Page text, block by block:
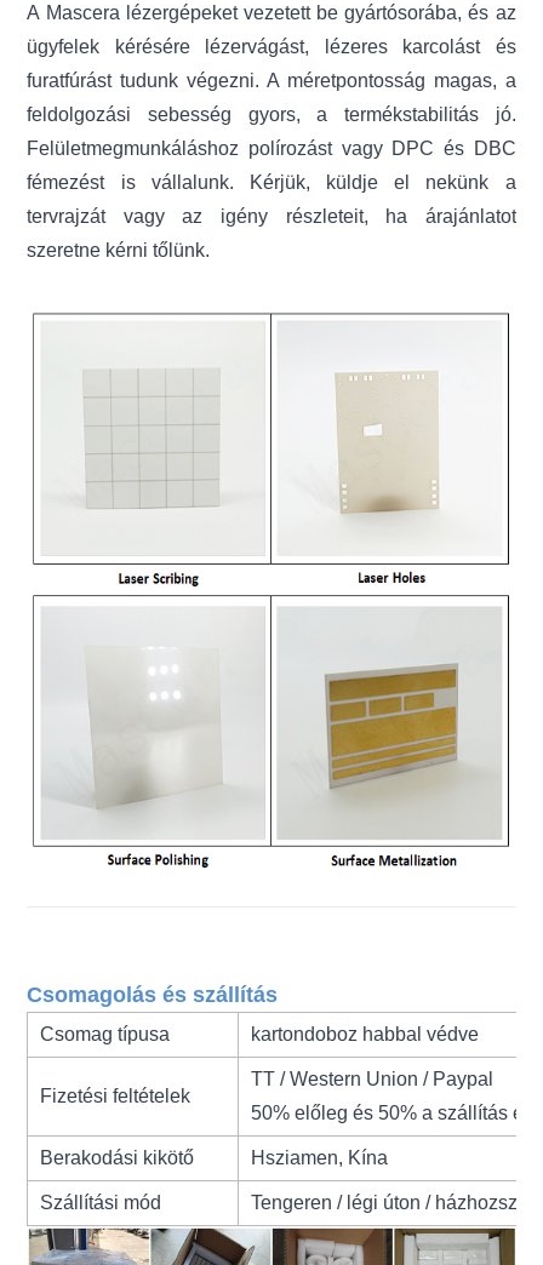
A Mascera lézergépeket vezetett be gyártósorába, és az
ügyfelek kérésére lézervágást, lézeres karcolást és
furatfúrást tudunk végezni. A méretpontosság magas, a
feldolgozási sebesség gyors, a termékstabilitás jó.
Felületmegmunkáláshoz polírozást vagy DPC és DBC
fémezést is vállalunk. Kérjük, küldje el nekünk a
tervrajzát vagy az igény részleteit, ha árajánlatot
szeretne kérni tőlünk.
Csomagolás és szállítás
Csomag típusa kartondoboz habbal védve
Fizetési feltételek
TT / Western Union / Paypal
50% előleg és 50% a szállítás
Berakodási kikötő Hsziamen, Kína
Szállítási mód Tengeren / légi úton /